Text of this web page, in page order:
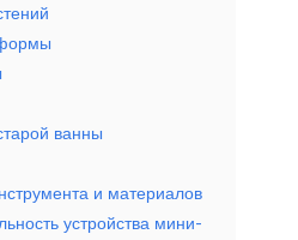
ванны
и материалов
устройства мини-